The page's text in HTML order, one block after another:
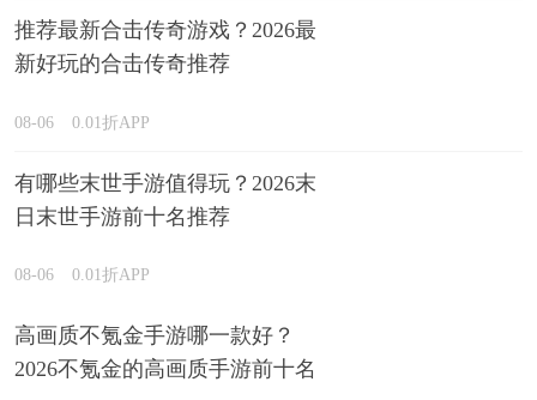
推荐最新合击传奇游戏？2026最
新好玩的合击传奇推荐
08-06 0.01折APP
有哪些末世手游值得玩？2026末
日末世手游前十名推荐
08-06 0.01折APP
高画质不氪金手游哪一款好？
2026不氪金的高画质手游前十名